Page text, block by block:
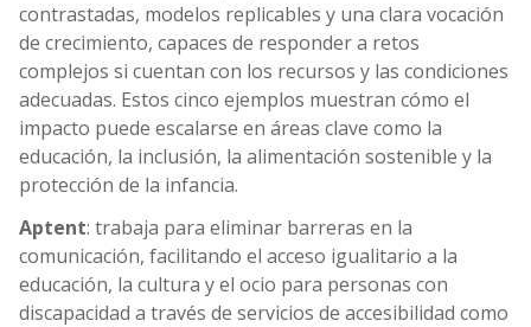
contrastadas, modelos replicables y una clara vocación
de crecimiento, capaces de responder a retos
complejos si cuentan con los recursos y las condiciones
adecuadas. Estos cinco ejemplos muestran cómo el
impacto puede escalarse en áreas clave como la
educación, la inclusión, la alimentación sostenible y la
protección de la infancia.
Aptent: trabaja para eliminar barreras en la
comunicación, facilitando el acceso igualitario a la
educación, la cultura y el ocio para personas con
discapacidad a través de servicios de accesibilidad como